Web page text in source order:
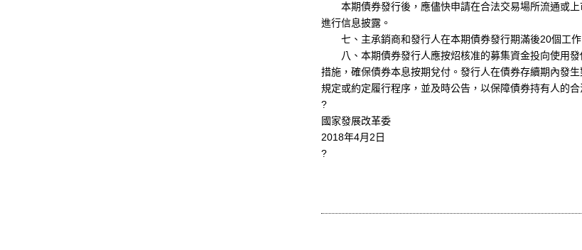
本期債券發行後，應儘快申請在合法交易場所流通或上
進行信息披露。
七、主承銷商和發行人在本期債券發行期滿後20個工作
八、本期債券發行人應按炤核准的募集資金投向使用發
措施，確保債券本息按期兌付。發行人在債券存續期內發
規定或約定履行程序，並及時公告，以保障債券持有人的合
?
國家發展改革委
2018年4月2日
?